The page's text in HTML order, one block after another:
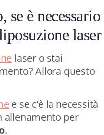
è necessario
laser
laser o stai
Allora questo
e se c’è la necessità
allenamento per
.